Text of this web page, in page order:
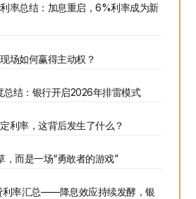
率总结：加息重启，6%利率成为新
场如何赢得主动权？
总结：银行开启2026年排雷模式
利率，这背后发生了什么？
而是一场“勇敢者的游戏”
利率汇总——降息效应持续发酵，银